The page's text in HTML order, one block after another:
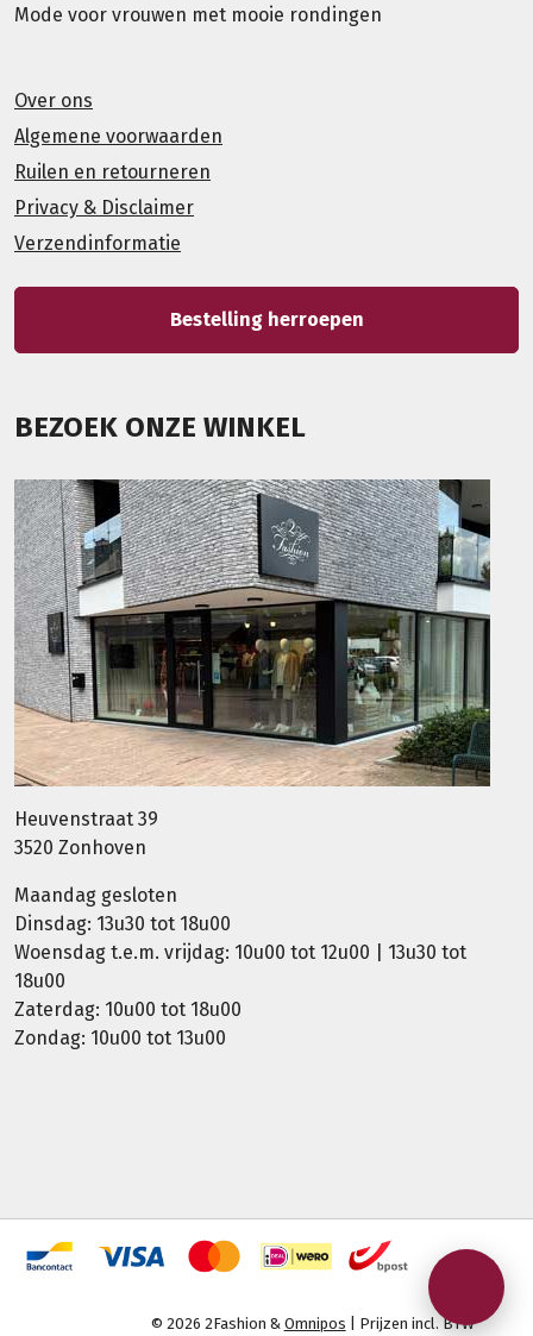
Mode voor vrouwen met mooie rondingen
Over ons
Algemene voorwaarden
Ruilen en retourneren
Privacy & Disclaimer
Verzendinformatie
Bestelling herroepen
BEZOEK ONZE WINKEL
Heuvenstraat 39
3520 Zonhoven
Maandag gesloten
Dinsdag: 13u30 tot 18u00
Woensdag t.e.m. vrijdag: 10u00 tot 12u00 | 13u30 tot
18u00
Zaterdag: 10u00 tot 18u00
Zondag: 10u00 tot 13u00
© 2026 2Fashion & Omnipos | Prijzen incl. BTW